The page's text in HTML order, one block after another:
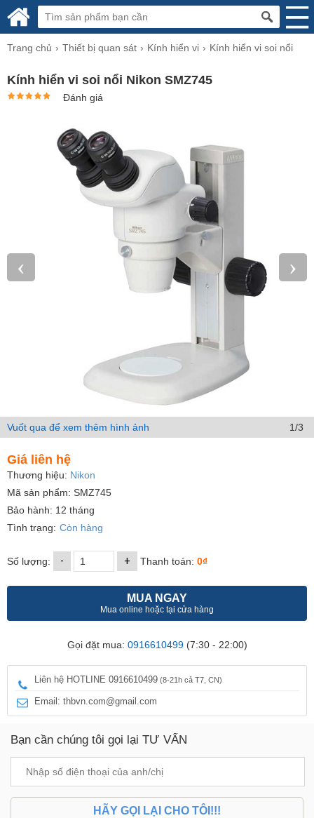
Trang chủ Thiết bị quan sát Kính hiển vi Kính hiển vi soi nổi
Kính hiển vi soi nổi Nikon SMZ745
Đánh giá
‹ ›
Vuốt qua để xem thêm hình ảnh 1/3
Giá liên hệ
Thương hiệu: Nikon
Mã sản phẩm: SMZ745
Bảo hành: 12 tháng
Tình trạng: Còn hàng
Số lượng: - + Thanh toán: 0₫
MUA NGAY
Mua online hoặc tại cửa hàng
Gọi đặt mua: 0916610499(7:30 - 22:00)
Liên hệ HOTLINE 0916610499 (8-21h cả T7, CN)
Email: thbvn.com@gmail.com
Bạn cần chúng tôi gọi lại TƯ VẤN
HÃY GỌI LẠI CHO TÔI!!!